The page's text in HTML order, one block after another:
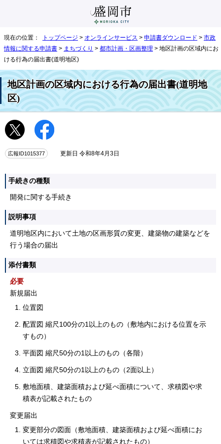
現在の位置： トップページ > オンラインサービス > 申請書ダウンロード > 市政
情報に関する申請書 > まちづくり > 都市計画・区画整理 > 地区計画の区域内にお
ける行為の届出書(道明地区)
地区計画の区域内における行為の届出書(道明地
区)
広報ID1015377 更新日 令和8年4月3日
手続きの種類
開発に関する手続き
説明事項
道明地区内において土地の区画形質の変更、建築物の建築などを
行う場合の届出
添付書類
必要
新規届出
位置図
配置図 縮尺100分の1以上のもの（敷地内における位置を示
すもの）
平面図 縮尺50分の1以上のもの（各階）
立面図 縮尺50分の1以上のもの（2面以上）
敷地面積、建築面積および延べ面積について、求積図や求
積表が記載されたもの
変更届出
変更部分の図面（敷地面積、建築面積および延べ面積にお
いては求積図や求積表が記載されたもの）